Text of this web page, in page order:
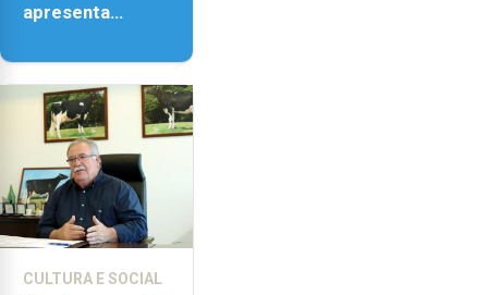
apresenta
Paisagem’
CULTURA E SOCIAL